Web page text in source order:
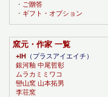
・ ご贈答
・ ギフト・オプション
窯元・作家 一覧
+IH
（プラスアイエイチ）
銀河釉 中尾哲彰
ムラカミミワコ
巒山窯 山本拓男
李荘窯